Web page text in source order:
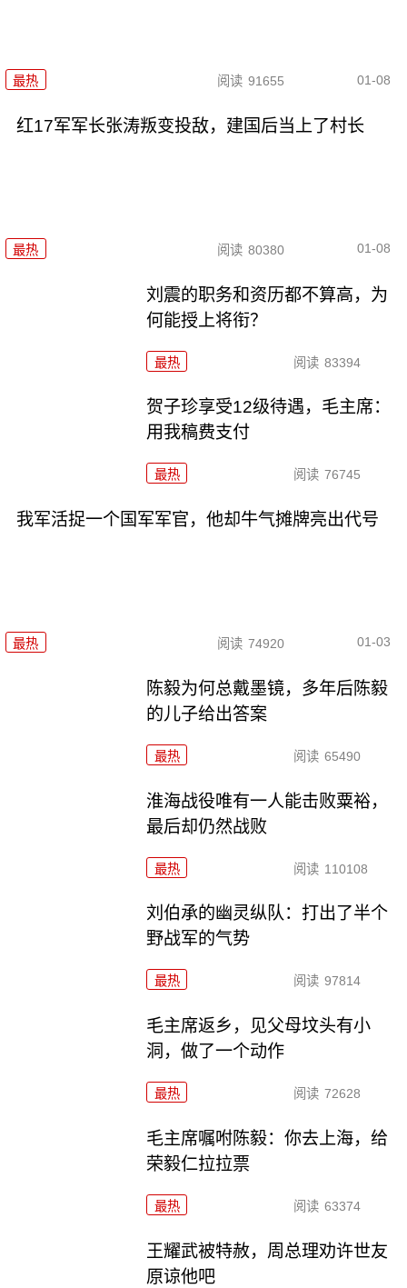
最热 阅读 91655 01-08
红17军军长张涛叛变投敌，建国后当上了村长
最热 阅读 80380 01-08
刘震的职务和资历都不算高，为
何能授上将衔？
最热 阅读 83394
贺子珍享受12级待遇，毛主席：
用我稿费支付
最热 阅读 76745
我军活捉一个国军军官，他却牛气摊牌亮出代号
最热 阅读 74920 01-03
陈毅为何总戴墨镜，多年后陈毅
的儿子给出答案
最热 阅读 65490
淮海战役唯有一人能击败粟裕，
最后却仍然战败
最热 阅读 110108
刘伯承的幽灵纵队：打出了半个
野战军的气势
最热 阅读 97814
毛主席返乡，见父母坟头有小
洞，做了一个动作
最热 阅读 72628
毛主席嘱咐陈毅：你去上海，给
荣毅仁拉拉票
最热 阅读 63374
王耀武被特赦，周总理劝许世友
原谅他吧